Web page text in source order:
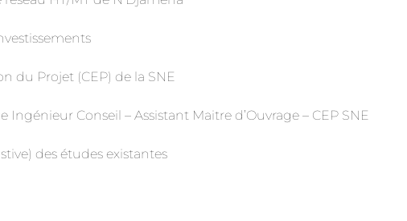
du Projet (CEP) de la SNE
Ingénieur Conseil – Assistant Maitre d’Ouvrage – CEP SNE
des études existantes